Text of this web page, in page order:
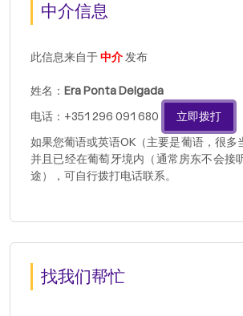
中介信息
此信息来自于中介发布
姓名： Era Ponta Delgada
电话：+351 296 091 680
立即拨打
如果您葡语或英语OK（主要是葡语，很多
并且已经在葡萄牙境内（通常房东不会接
途），可自行拨打电话联系。
找我们帮忙